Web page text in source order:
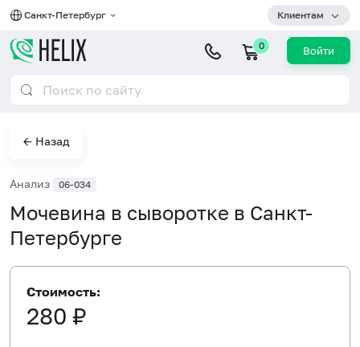
Санкт-Петербург Клиентам
0 Войти
← Назад
Анализ 06-034
Мочевина в сыворотке в Санкт-
Петербурге
Стоимость:
280 ₽